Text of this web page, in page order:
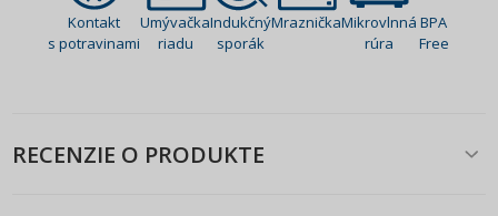
Kontakt
s potravinami
Umývačka
riadu
Indukčný
sporák
MrazničkaMikrovlnná
rúra
BPA
Free
RECENZIE O PRODUKTE